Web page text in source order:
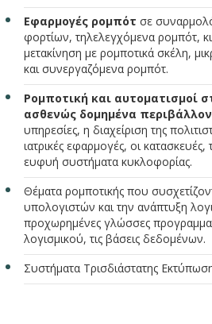
Εφαρμογές ρομπότ σε
φορτίων, τηλελεγχόμενα ρομπότ,
μετακίνηση με ρομποτικά σκέλη,
και συνεργαζόμενα ρομπότ.
Ρομποτική και αυτοματισμοί
ασθενώς δομημένα
υπηρεσίες, η διαχείριση της
ιατρικές εφαρμογές, οι
ευφυή συστήματα κυκλοφορίας.
Θέματα ρομποτικής που
υπολογιστών και την ανάπτυξη
προχωρημένες γλώσσες
λογισμικού, τις βάσεις δεδομένων.
Συστήματα Τρισδιάστατης